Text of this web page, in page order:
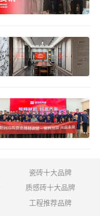
瓷砖十大品牌
质感砖十大品牌
工程推荐品牌